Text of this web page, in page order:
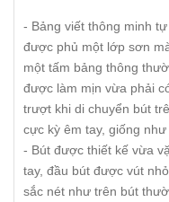
- Bảng viết thông minh
được phủ một lớp sơn
một tấm bảng thông
được làm mịn vừa phải
trượt khi di chuyển bút
cực kỳ êm tay, giống
- Bút được thiết kế vừa
tay, đầu bút được vút
sắc nét như trên bút